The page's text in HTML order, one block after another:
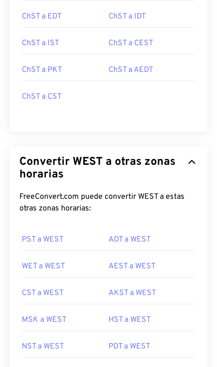
ChST a EDT ChST a IDT
ChST a IST ChST a CEST
ChST a PKT ChST a AEDT
ChST a CST
Convertir WEST a otras zonas
horarias
FreeConvert.com puede convertir WEST a estas
otras zonas horarias:
PST a WEST ADT a WEST
WET a WEST AEST a WEST
CST a WEST AKST a WEST
MSK a WEST HST a WEST
NST a WEST PDT a WEST